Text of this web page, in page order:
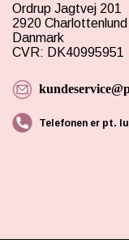
Ordrup Jagtvej 201
2920 Charlottenlund
Danmark
CVR: DK40995951
Telefonen er pt.